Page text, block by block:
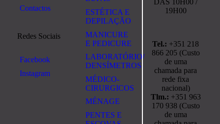
Contactos
Redes Sociais
Facebook
Instagram
ESTÉTICA E
DEPILAÇÃO
MANICURE
E PEDICURE
LABORATÓRIO/
DENSÍMETROS
MÉDICO-
CIRURGICOS
MÉNAGE
PENTES E
19H00
Tel.: +351 218
866 205 (Custo
de uma
chamada para
rede fixa
nacional)
Tlm.: +351 963
170 938 (Custo
de uma